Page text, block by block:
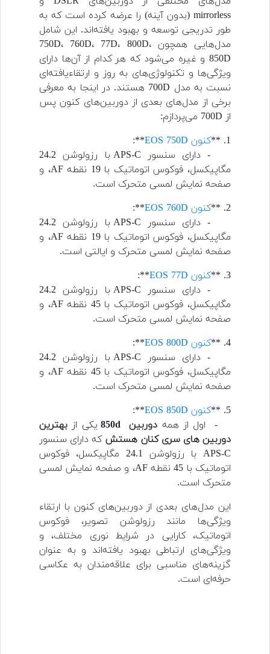
mirrorless (بدون آینه) را عرضه کرده است که به
طور تدریجی توسعه و بهبود یافته‌اند. این شامل
مدل‌هایی همچون 750D، 760D، 77D، 800D،
850D و غیره می‌شود که هر کدام از آن‌ها دارای
ویژگی‌ها و تکنولوژی‌های به روز و ارتقاء‌یافته‌ای
نسبت به مدل 700D هستند. در اینجا به معرفی
برخی از مدل‌های بعدی از دوربین‌های کنون پس
از 700D می‌پردازم:
1. **
کنون EOS 750D
**:
- دارای سنسور APS-C با رزولوشن 24.2
مگاپیکسل، فوکوس اتوماتیک با 19 نقطه AF، و
صفحه نمایش لمسی متحرک است.
2. **
کنون EOS 760D
**:
- دارای سنسور APS-C با رزولوشن 24.2
مگاپیکسل، فوکوس اتوماتیک با 19 نقطه AF، و
صفحه نمایش لمسی متحرک و ایالتی است.
3. **
کنون EOS 77D
**:
- دارای سنسور APS-C با رزولوشن 24.2
مگاپیکسل، فوکوس اتوماتیک با 45 نقطه AF، و
صفحه نمایش لمسی متحرک است.
4. **
کنون EOS 800D
**:
- دارای سنسور APS-C با رزولوشن 24.2
مگاپیکسل، فوکوس اتوماتیک با 45 نقطه AF، و
صفحه نمایش لمسی متحرک است.
5. **
کنون EOS 850D
**:
- اول از همه دوربین 850d یکی از بهترین
دوربین های سری کنان هستش که دارای سنسور
APS-C با رزولوشن 24.1 مگاپیکسل، فوکوس
اتوماتیک با 45 نقطه AF، و صفحه نمایش لمسی
متحرک است.
این مدل‌های بعدی از دوربین‌های کنون با ارتقاء
ویژگی‌ها مانند رزولوشن تصویر، فوکوس
اتوماتیک، کارایی در شرایط نوری مختلف، و
ویژگی‌های ارتباطی بهبود یافته‌اند و به عنوان
گزینه‌های مناسبی برای علاقه‌مندان به عکاسی
حرفه‌ای است.